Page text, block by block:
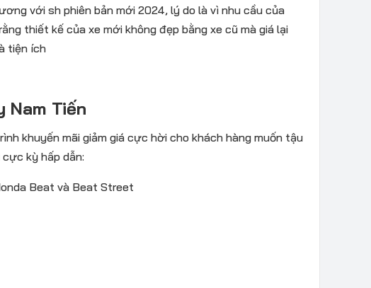
với sh phiên bản mới 2024, lý do là vì nhu cầu của
thiết kế của xe mới không đẹp bằng xe cũ mà giá lại
tiện ích
Nam Tiến
khuyến mãi giảm giá cực hời cho khách hàng muốn tậu
kỳ hấp dẫn:
Beat và Beat Street